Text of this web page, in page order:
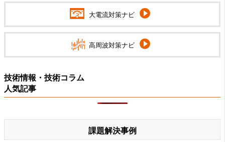
大電流対策ナビ
高周波対策ナビ
技術情報・技術コラム
人気記事
課題解決事例